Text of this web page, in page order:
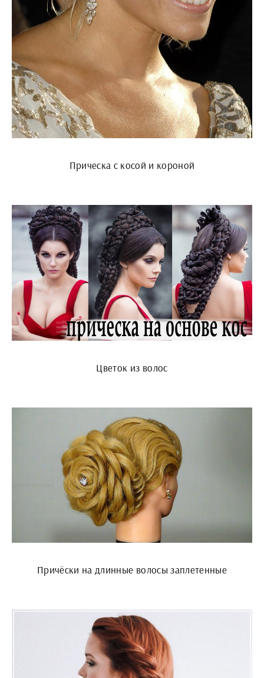
Прическа с косой и короной
Цветок из волос
Причёски на длинные волосы заплетенные